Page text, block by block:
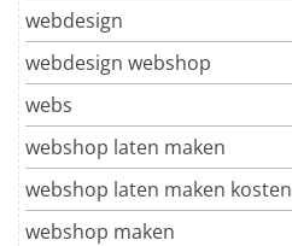
webdesign
webdesign webshop
webs
webshop laten maken
webshop laten maken kosten
webshop maken